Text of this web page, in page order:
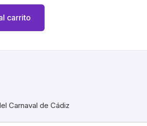
carrito
Carnaval de Cádiz